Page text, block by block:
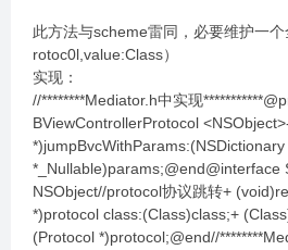
此方法与scheme雷同，必要维护一
rotoc0l,value:Class）
实现：
//********Mediator.h中实现
BViewControllerProtocol
*)jumpBvcWithParams:(NSDictionary
*_Nullable)params;@end@interface
NSObject//protocol协议跳转+
*)protocol class:(Class)class;+
(Protocol *)protocol;@end//